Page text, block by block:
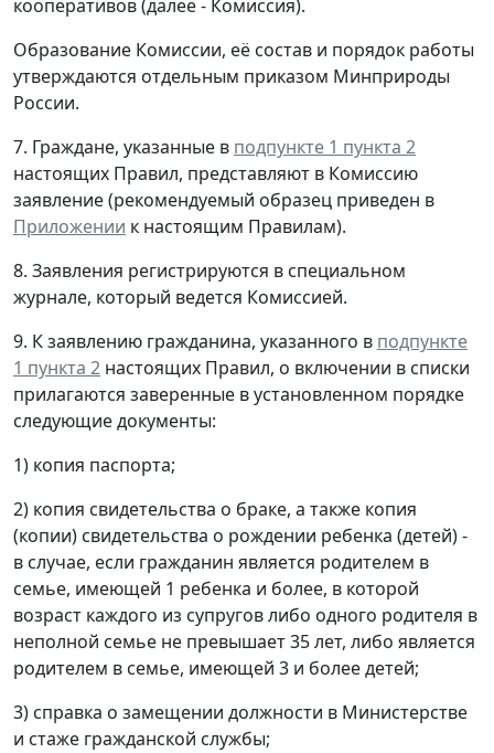
кооперативов (далее - Комиссия).
Образование Комиссии, её состав и порядок работы
утверждаются отдельным приказом Минприроды
России.
7. Граждане, указанные в подпункте 1 пункта 2
настоящих Правил, представляют в Комиссию
заявление (рекомендуемый образец приведен в
Приложении к настоящим Правилам).
8. Заявления регистрируются в специальном
журнале, который ведется Комиссией.
9. К заявлению гражданина, указанного в подпункте
1 пункта 2 настоящих Правил, о включении в списки
прилагаются заверенные в установленном порядке
следующие документы:
1) копия паспорта;
2) копия свидетельства о браке, а также копия
(копии) свидетельства о рождении ребенка (детей) -
в случае, если гражданин является родителем в
семье, имеющей 1 ребенка и более, в которой
возраст каждого из супругов либо одного родителя в
неполной семье не превышает 35 лет, либо является
родителем в семье, имеющей 3 и более детей;
3) справка о замещении должности в Министерстве
и стаже гражданской службы;